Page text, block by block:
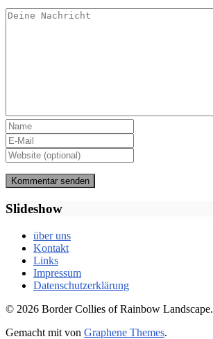
Slideshow
über uns
Kontakt
Links
Impressum
Datenschutzerklärung
© 2026 Border Collies of Rainbow Landscape.
Gemacht mit von Graphene Themes.